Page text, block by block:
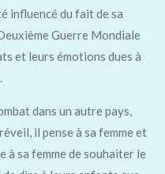
influencé du fait de sa
Guerre Mondiale
et leurs émotions dues à
dans un autre pays,
il pense à sa femme et
à sa femme de souhaiter le